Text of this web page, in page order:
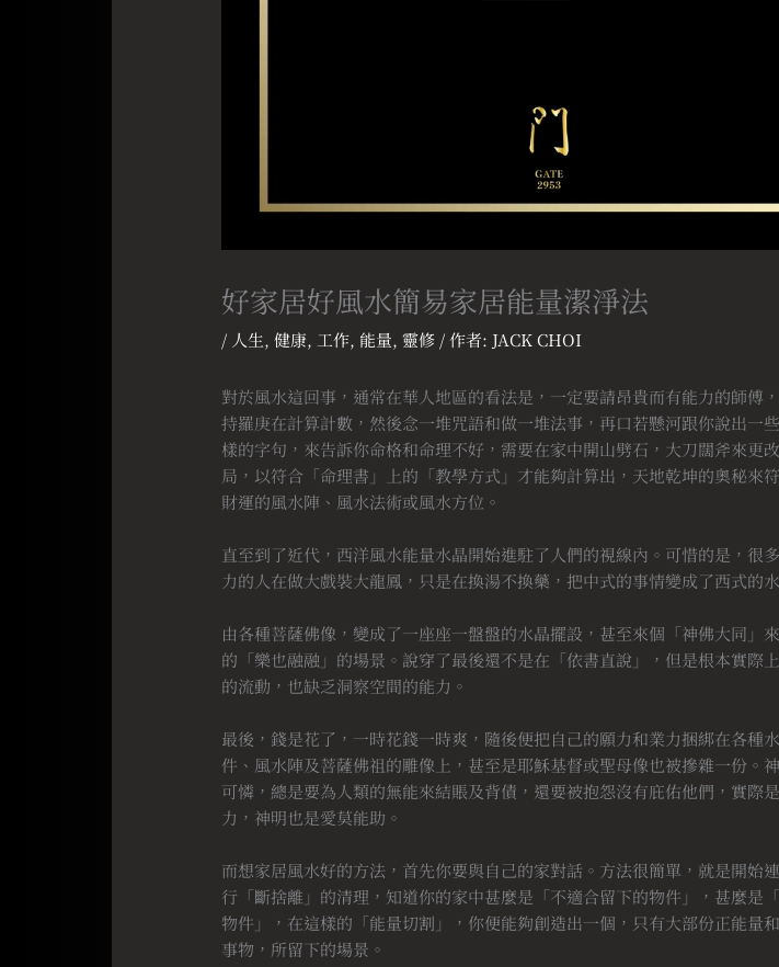
好家居好風水簡易家居能量潔淨法
/ 人生,健康, 工作, 能量,靈修 / 作者: JACK CHOI
對於風水這回事，通常在華人地區的看法是，一定要請昂貴而有能力的師傅
持羅庚在計算計數，然後念一堆咒語和做一堆法事，再口若懸河跟你說出一
樣的字句，來告訴你命格和命理不好，需要在家中開山劈石，大刀闊斧來更
局，以符合「命理書」上的「教學方式」才能夠計算出，天地乾坤的奧秘來
財運的風水陣、風水法術或風水方位。
直至到了近代，西洋風水能量水晶開始進駐了人們的視線內。可惜的是，很
力的人在做大戲裝大龍鳳，只是在換湯不換藥，把中式的事情變成了西式的
由各種菩薩佛像，變成了一座座一盤盤的水晶擺設，甚至來個「神佛大同」
的「樂也融融」的場景。說穿了最後還不是在「依書直說」，但是根本實際
的流動，也缺乏洞察空間的能力。
最後，錢是花了，一時花錢一時爽，隨後便把自己的願力和業力捆綁在各種
件、風水陣及菩薩佛祖的雕像上，甚至是耶穌基督或聖母像也被摻雜一份。
可憐，總是要為人類的無能來結賬及背債，還要被抱怨沒有庇佑他們，實際
力，神明也是愛莫能助。
而想家居風水好的方法，首先你要與自己的家對話。方法很簡單，就是開始
行「斷捨離」的清理，知道你的家中甚麼是「不適合留下的物件」，甚麼是
物件」，在這樣的「能量切割」，你便能夠創造出一個，只有大部份正能量
事物，所留下的場景。